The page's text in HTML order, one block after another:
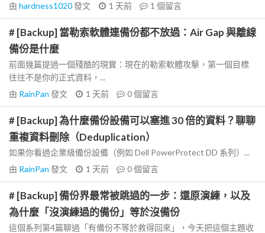
由 hardness1020發文 1 天前 1 個留言
# [Backup] 當勒索軟體連備份都不放過：Air Gap 與離線
備份是什麼
前面幾篇提過一個殘酷的現實：現在的勒索軟體攻擊，第一個目標
往往不是你的正式資料，...
由 RainPan 發文 1 天前 0個留言
# [Backup] 為什麼備份設備可以塞進 30 倍的資料？聊聊
重複資料刪除（Deduplication）
如果你看過企業級備份設備（例如 Dell PowerProtect DD 系列）...
由 RainPan 發文 1 天前 0個留言
# [Backup] 備份界最常被跳過的一步：還原演練，以及
為什麼「沒演練過的備份」等於沒備份
這個系列第4篇聊過「有備份不等於救得回來」，今天把這個主題收